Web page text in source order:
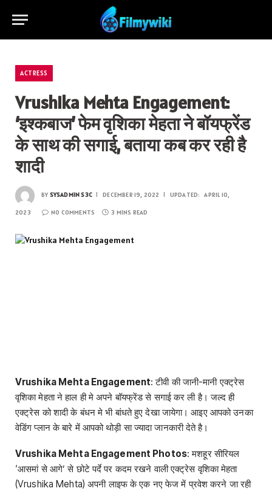
ACTRESS
Vrushika Mehta Engagement:
‘इश्कबाज’ फेम वृशिका मेहता ने बॉयफ्रेंड
के साथ की सगाई, बताया कब कर रही है
शादी
BY SYSADMIN S3C DECEMBER 19, 2022 UPDATED: APRIL 10,
2023 NO COMMENTS 3 MINS READ
Vrushika Mehta Engagement: टीवी की जानी-मानी एक्ट्रेस
वृशिका मेहता ने हाल ही मे अपने बॉयफ्रेंड से सगाई कर ली है। जल्द ही
एक्ट्रेस को शादी के बंधन मे भी बांधते हुए देखा जायेगा। आइए आपको उनका
वेडिंग प्लान के बारे में आपको थोड़ी सा ज्यादा जानकारी देते है।
Vrushika Mehta Engagement Photos: मशहूर सीरियल
‘आसमां से आगे’ से छोटे पर्दे पर कदम रखने वाली एक्ट्रेस वृशिका मेहता
(Vrushika Mehta) अपनी लाइफ के एक नए फेज में प्रवेश करने जा रही